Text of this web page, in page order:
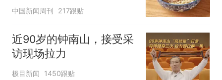
中国新闻周刊 217跟贴
近90岁的钟南山，接受采
访现场拉力
极目新闻 1450跟贴